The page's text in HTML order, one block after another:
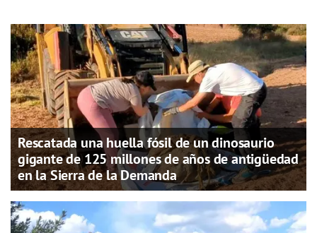
Rescatada una huella fósil de un dinosaurio
gigante de 125 millones de años de antigüedad
en la Sierra de la Demanda